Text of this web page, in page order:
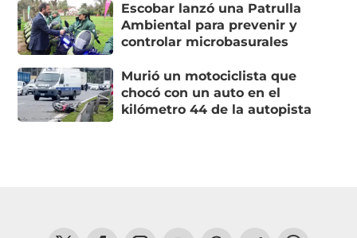
Escobar lanzó una Patrulla
Ambiental para prevenir y
controlar microbasurales
Murió un motociclista que
chocó con un auto en el
kilómetro 44 de la autopista